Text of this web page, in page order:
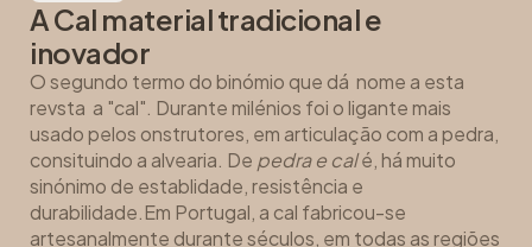
A Cal material tradicional e
inovador
O segundo termo do binómio que dá nome a esta
revsta a "cal". Durante milénios foi o ligante mais
usado pelos onstrutores, em articulação com a pedra,
consituindo a alvearia. De pedra e calé, há muito
sinónimo de establidade, resistência e
durabilidade.Em Portugal, a cal fabricou-se
artesanalmente durante séculos, em todas as regiões